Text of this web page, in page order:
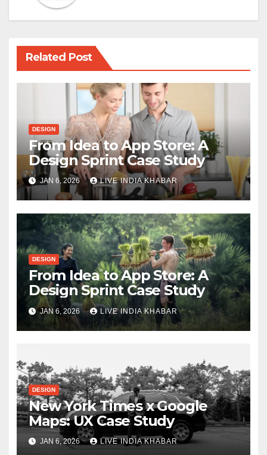
Related Post
DESIGN
From Idea to App Store: A
Design Sprint Case Study
JAN 6, 2026 LIVE INDIA KHABAR
DESIGN
From Idea to App Store: A
Design Sprint Case Study
JAN 6, 2026 LIVE INDIA KHABAR
DESIGN
New York Times x Google
Maps: UX Case Study
JAN 6, 2026 LIVE INDIA KHABAR